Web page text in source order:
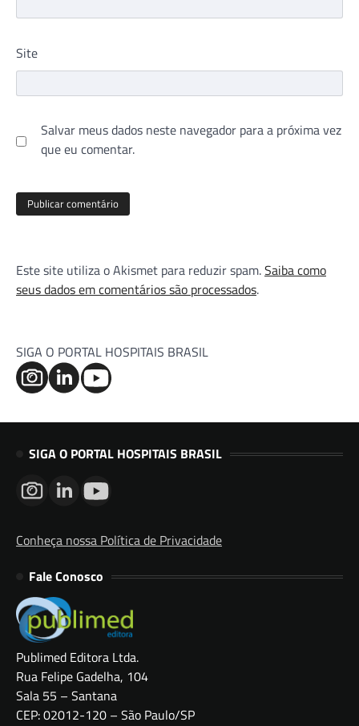
Site
Salvar meus dados neste navegador para a próxima vez
que eu comentar.
Este site utiliza o Akismet para reduzir spam.Saiba como
seus dados em comentários são processados.
SIGA O PORTAL HOSPITAIS BRASIL
SIGA O PORTAL HOSPITAIS BRASIL
Conheça nossa Política de Privacidade
Fale Conosco
Publimed Editora Ltda.
Rua Felipe Gadelha, 104
Sala 55 – Santana
CEP: 02012-120 – São Paulo/SP